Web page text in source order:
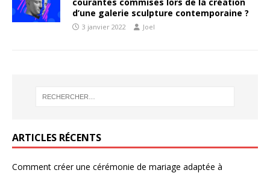
d’une galerie sculpture contemporaine ?
3 janvier 2022 Joel
ARTICLES RÉCENTS
Comment créer une cérémonie de mariage adaptée à